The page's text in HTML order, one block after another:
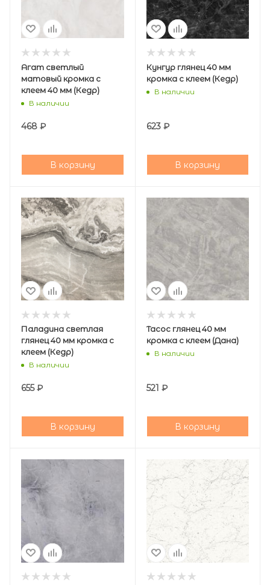
Агат светлый
матовый кромка с
клеем 40 мм (Кедр)
В наличии
468 ₽
В корзину
Кунгур глянец 40 мм
кромка с клеем (Кедр)
В наличии
623₽
В корзину
Паладина светлая
глянец 40 мм кромка с
клеем (Кедр)
В наличии
655₽
В корзину
Тасос глянец 40 мм
кромка с клеем (Дана)
В наличии
521 ₽
В корзину